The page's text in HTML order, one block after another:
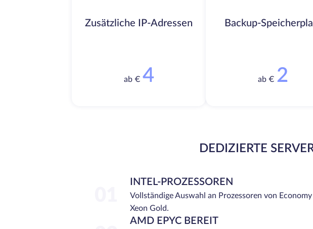
Zusätzliche IP-Adressen
ab € 4
Backup-
ab € 2
DEDIZIERTE
INTEL-PROZESSOREN
Vollständige Auswahl an Prozessoren von
Xeon Gold.
AMD EPYC BEREIT